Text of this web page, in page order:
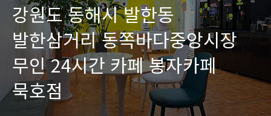
강원도 동해시 발한동
발한삼거리 동쪽바다중앙시장
무인 24시간 카페 봉자카페
묵호점